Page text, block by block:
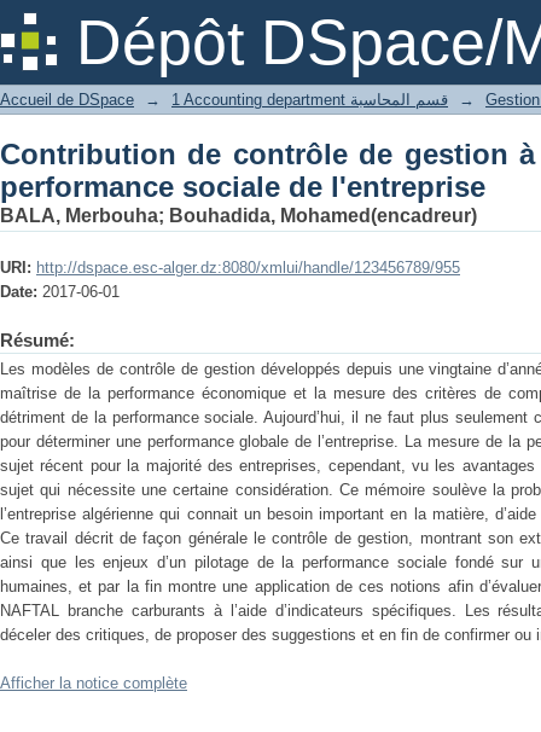
Dépôt DSpace/
Contribution de contrôle de gestion
l'entreprise
Accueil de DSpace → 1 Accounting department قسم المحاسبة →
Contribution de contrôle de gestion
performance sociale de l'entreprise
BALA, Merbouha; Bouhadida, Mohamed(encadreur)
URI: http://dspace.esc-alger.dz:8080/xmlui/handle/123456789/955
Date: 2017-06-01
Résumé:
Les modèles de contrôle de gestion développés depuis une vingtaine
maîtrise de la performance économique et la mesure des critères de
détriment de la performance sociale. Aujourd’hui, il ne faut plus seulement
pour déterminer une performance globale de l’entreprise. La mesure de la
sujet récent pour la majorité des entreprises, cependant, vu les
sujet qui nécessite une certaine considération. Ce mémoire soulève la
l’entreprise algérienne qui connait un besoin important en la matière,
Ce travail décrit de façon générale le contrôle de gestion, montrant son
ainsi que les enjeux d’un pilotage de la performance sociale fondé sur
humaines, et par la fin montre une application de ces notions afin
NAFTAL branche carburants à l’aide d’indicateurs spécifiques. Les
déceler des critiques, de proposer des suggestions et en fin de confirmer ou
Afficher la notice complète